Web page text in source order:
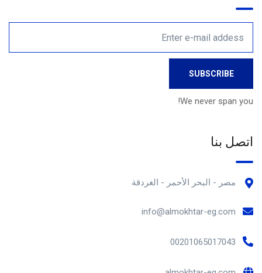
We never span you!
اتصل بنا
مصر - البحر الأحمر - الغردقة
info@almokhtar-eg.com
00201065017043